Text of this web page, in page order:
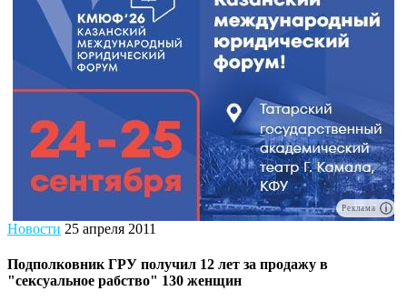
Реклама
Новости 25 апреля 2011
Подполковник ГРУ получил 12 лет за продажу в
"сексуальное рабство" 130 женщин